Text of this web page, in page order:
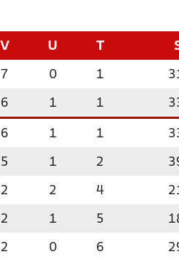
V U T
7 0 1
6 1 1
6 1 1
5 1 2
2 2 4
2 1 5
2 0 6